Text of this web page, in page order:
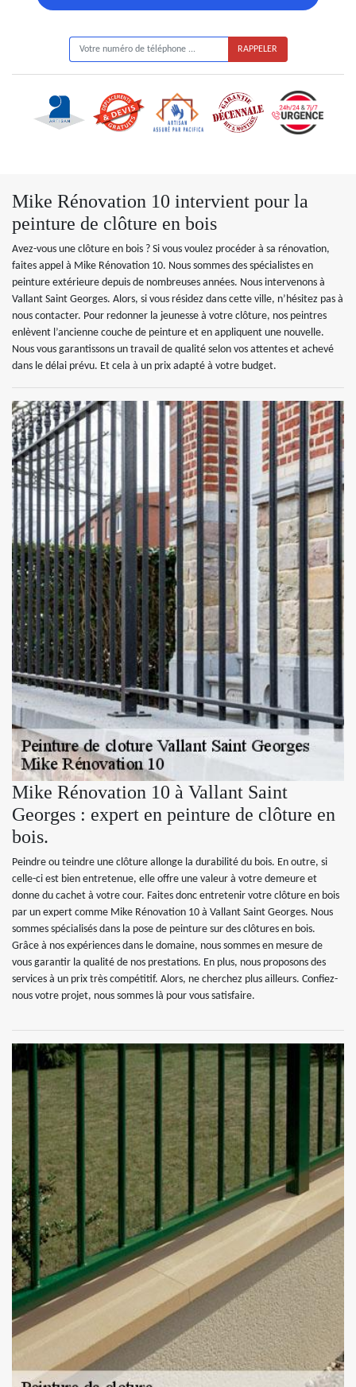
Mike Rénovation 10 intervient pour la
peinture de clôture en bois
Avez-vous une clôture en bois ? Si vous voulez procéder à sa rénovation,
faites appel à Mike Rénovation 10. Nous sommes des spécialistes en
peinture extérieure depuis de nombreuses années. Nous intervenons à
Vallant Saint Georges. Alors, si vous résidez dans cette ville, n’hésitez pas à
nous contacter. Pour redonner la jeunesse à votre clôture, nos peintres
enlèvent l’ancienne couche de peinture et en appliquent une nouvelle.
Nous vous garantissons un travail de qualité selon vos attentes et achevé
dans le délai prévu. Et cela à un prix adapté à votre budget.
Mike Rénovation 10 à Vallant Saint
Georges : expert en peinture de clôture en
bois.
Peindre ou teindre une clôture allonge la durabilité du bois. En outre, si
celle-ci est bien entretenue, elle offre une valeur à votre demeure et
donne du cachet à votre cour. Faites donc entretenir votre clôture en bois
par un expert comme Mike Rénovation 10 à Vallant Saint Georges. Nous
sommes spécialisés dans la pose de peinture sur des clôtures en bois.
Grâce à nos expériences dans le domaine, nous sommes en mesure de
vous garantir la qualité de nos prestations. En plus, nous proposons des
services à un prix très compétitif. Alors, ne cherchez plus ailleurs. Confiez-
nous votre projet, nous sommes là pour vous satisfaire.